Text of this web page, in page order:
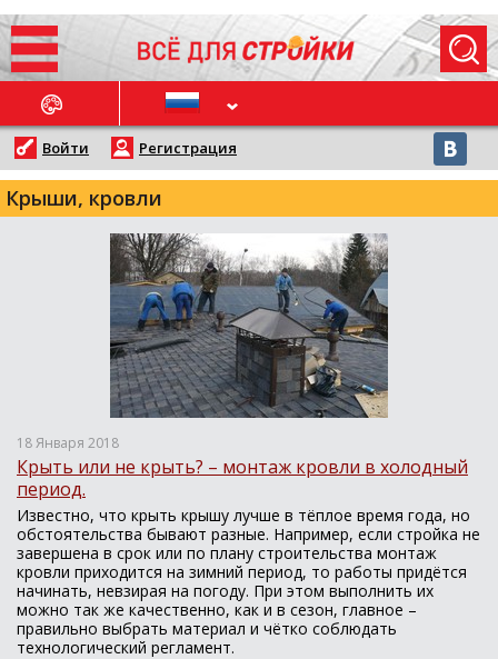
НОВОСТИ
Войти Регистрация
Крыши, кровли
18 Января 2018
Крыть или не крыть? – монтаж кровли в холодный
период.
Известно, что крыть крышу лучше в тёплое время года, но
обстоятельства бывают разные. Например, если стройка не
завершена в срок или по плану строительства монтаж
кровли приходится на зимний период, то работы придётся
начинать, невзирая на погоду. При этом выполнить их
можно так же качественно, как и в сезон, главное –
правильно выбрать материал и чётко соблюдать
технологический регламент.